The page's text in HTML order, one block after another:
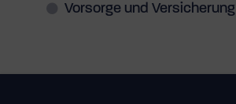
Vorsorge und Versicherung